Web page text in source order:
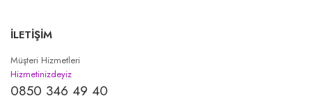
İLETİŞİM
Müşteri Hizmetleri
Hizmetinizdeyiz
0850 346 49 40